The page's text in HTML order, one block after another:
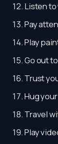
Listen
Pay
Play
Go out
Trust
Hug
Travel
Play